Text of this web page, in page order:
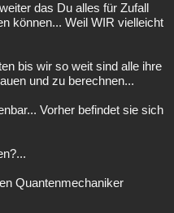
das Du alles für Zufall
können... Weil WIR vielleicht
bis wir so weit sind alle ihre
und zu berechnen...
Vorher befindet sie sich
Quantenmechaniker